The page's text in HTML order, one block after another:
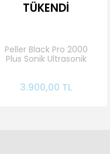
TÜKENDİ
Peller Black Pro 2000
Plus Sonik Ultrasonik
3.900,00 TL